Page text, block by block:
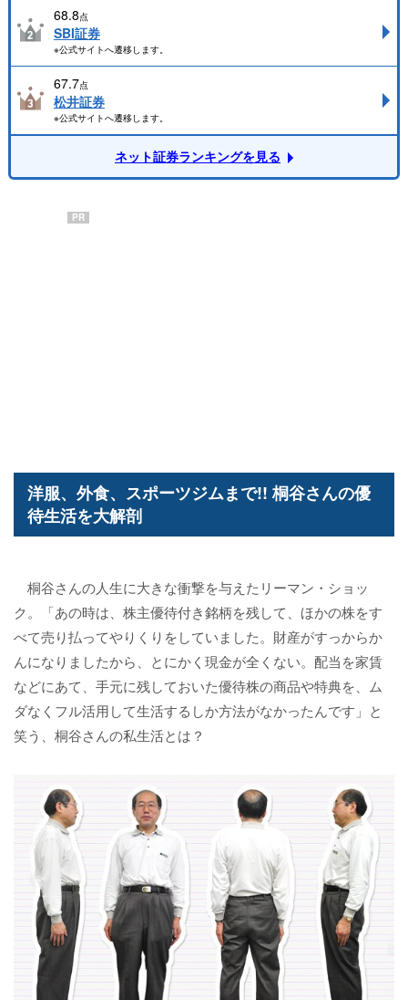
68.8点
SBI証券
※公式サイトへ遷移します。
67.7点
松井証券
※公式サイトへ遷移します。
ネット証券ランキングを見る
PR
洋服、外食、スポーツジムまで!! 桐谷さんの優
待生活を大解剖
桐谷さんの人生に大きな衝撃を与えたリーマン・ショッ
ク。「あの時は、株主優待付き銘柄を残して、ほかの株をす
べて売り払ってやりくりをしていました。財産がすっからか
んになりましたから、とにかく現金が全くない。配当を家賃
などにあて、手元に残しておいた優待株の商品や特典を、ム
ダなくフル活用して生活するしか方法がなかったんです」と
笑う、桐谷さんの私生活とは？